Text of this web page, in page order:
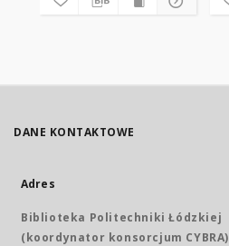
DANE KONTAKTOWE
Adres
Biblioteka Politechniki Łódzkiej
(koordynator konsorcjum CYBRA)